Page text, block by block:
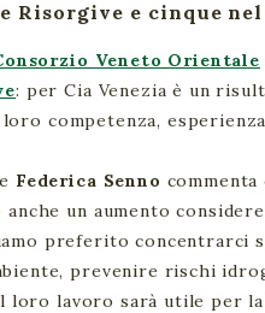
Risorgive e cinque
Veneto Orientale
: per Cia Venezia è un
competenza,
Federica Senno
un aumento
preferito concentrarci
prevenire rischi
loro lavoro sarà utile per